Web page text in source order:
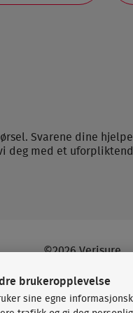
Svarene dine
deg med et
©2026 Verisure
brukeropplevelse
sine egne